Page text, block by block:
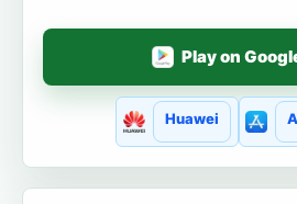
Play on
Huawei